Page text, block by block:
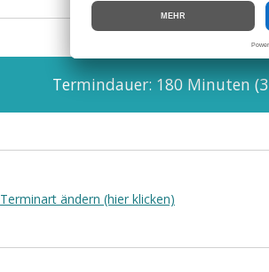
Termindauer: 180 Minuten
Terminart ändern (hier klicken)